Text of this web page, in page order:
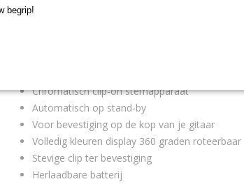
Specificaties
Chromatisch clip-on stemapparaat
Automatisch op stand-by
Voor bevestiging op de kop van je gitaar
Volledig kleuren display 360 graden roteerbaar
Stevige clip ter bevestiging
Herlaadbare batterij
begrip!